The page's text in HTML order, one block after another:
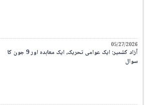
05/27/2026
آزاد کشمیر: ایک عوامی تحریک، ایک معاہدہ اور 9 جون کا
سوال